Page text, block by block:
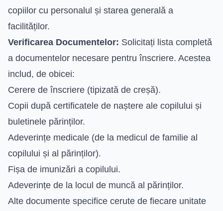
copiilor cu personalul și starea generală a
facilităților.
Verificarea Documentelor: Solicitați lista completă
a documentelor necesare pentru înscriere. Acestea
includ, de obicei:
Cerere de înscriere (tipizată de creșă).
Copii după certificatele de naștere ale copilului și
buletinele părinților.
Adeverințe medicale (de la medicul de familie al
copilului și al părinților).
Fișa de imunizări a copilului.
Adeverințe de la locul de muncă al părinților.
Alte documente specifice cerute de fiecare unitate